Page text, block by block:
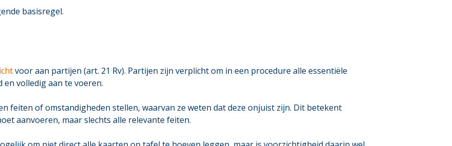
basisregel.
voor aan partijen (art. 21 Rv). Partijen zijn verplicht om in een procedure alle essentiële
volledig aan te voeren.
feiten of omstandigheden stellen, waarvan ze weten dat deze onjuist zijn. Dit betekent
aanvoeren, maar slechts alle relevante feiten.